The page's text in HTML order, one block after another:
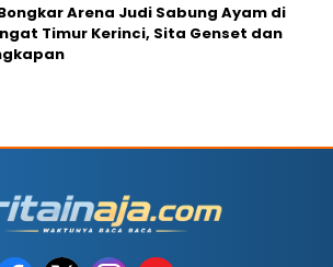
Arena Judi Sabung Ayam di
Timur Kerinci, Sita Genset dan